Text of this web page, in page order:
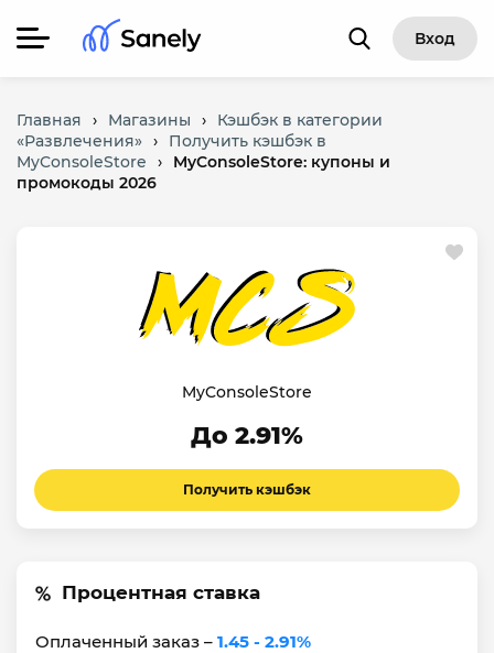
Вход
Главная › Магазины ›
Кэшбэк в категории
«Развлечения» ›
Получить кэшбэк в
MyConsoleStore
›
MyConsoleStore: купоны и
промокоды 2026
MyConsoleStore
До 2.91%
Получить кэшбэк
Процентная ставка
Оплаченный заказ – 1.45 - 2.91%